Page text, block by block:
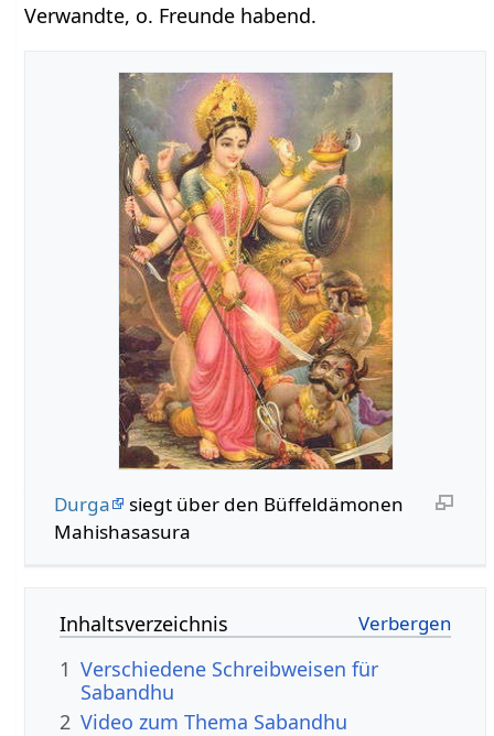
Verwandte, o. Freunde habend.
Durga
siegt über den Büffeldämonen
Mahishasasura
Inhaltsverzeichnis
1 Verschiedene Schreibweisen für
Sabandhu
2 Video zum Thema Sabandhu